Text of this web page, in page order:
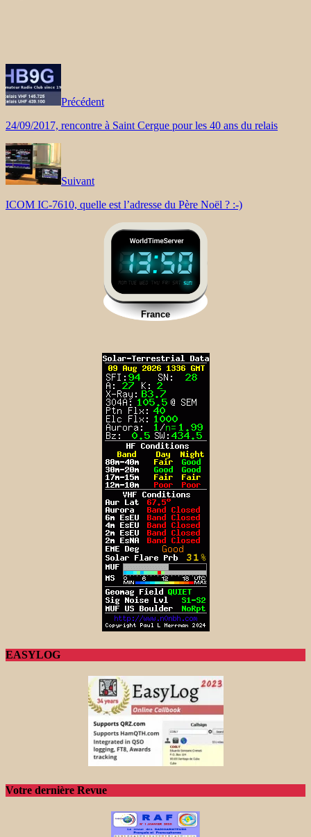
Précédent
24/09/2017, rencontre à Saint Cergue pour les 40 ans du relais
Suivant
ICOM IC-7610, quelle est l’adresse du Père Noël ? :-)
EASYLOG
Votre dernière Revue